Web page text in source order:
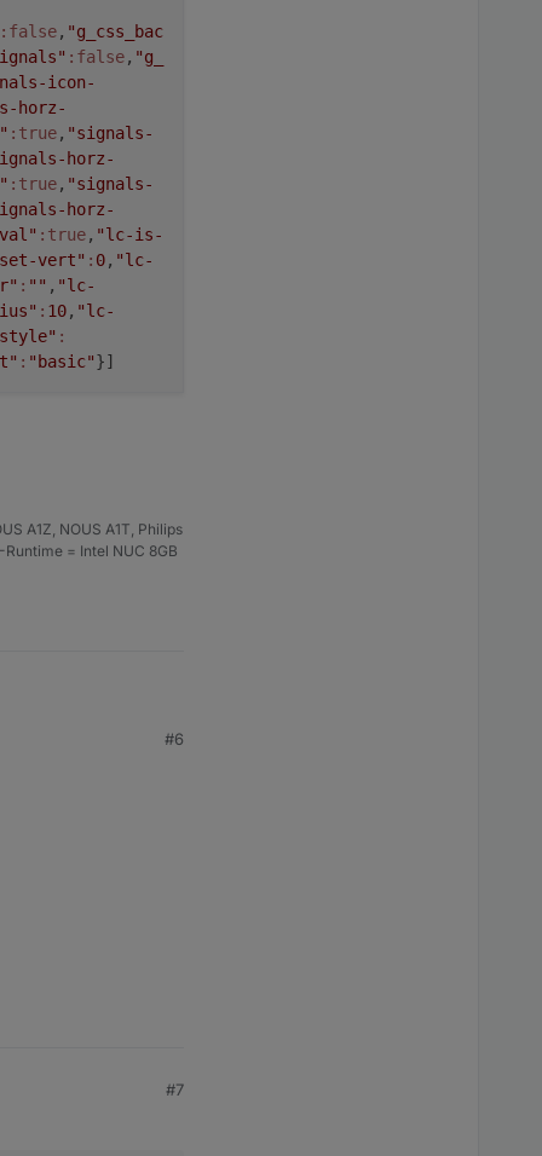
:false, "g_css_bac
:false, "g_
icon-
horz-
:true, "signals-
horz-
:true, "signals-
horz-
:true, "lc-is-
vert" : 0, "lc-
: "" , "lc-
: 10, "lc-
:
: "basic"}]
A1Z, NOUS A1T, Philips
= Intel NUC 8GB
#6
#7